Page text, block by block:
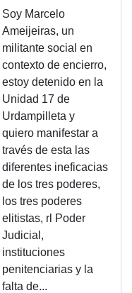
Soy Marcelo
Ameijeiras, un
militante social en
contexto de encierro,
estoy detenido en la
Unidad 17 de
Urdampilleta y
quiero manifestar a
través de esta las
diferentes ineficacias
de los tres poderes,
los tres poderes
elitistas, rl Poder
Judicial,
instituciones
penitenciarias y la
falta de...